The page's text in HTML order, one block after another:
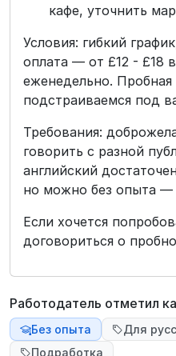
кафе, уточнить
Условия: гибкий
оплата — от £12 - £18
еженедельно.
подстраиваемся под
Требования:
говорить с разной
английский
но можно без опыта —
Если хочется
договориться о
Работодатель отметил
Без опыта
Для
Подработка